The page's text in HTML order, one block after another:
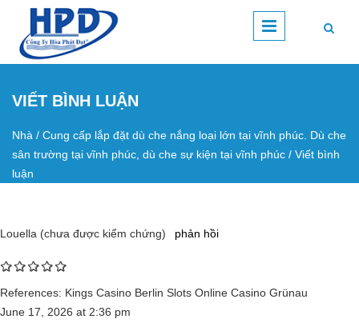
Nhảy đến nội dung
VIẾT BÌNH LUẬN
Bạn đang ở đây
Nhà / Cung cấp lắp đặt dù che nắng loại lớn tại vĩnh phúc. Dù che
sân trường tại vĩnh phúc, dù che sự kiện tại vĩnh phúc / Viết bình
luận
Louella (chưa được kiểm chứng) phản hồi
References: Kings Casino Berlin Slots Online Casino Grünau
June 17, 2026 at 2:36 pm